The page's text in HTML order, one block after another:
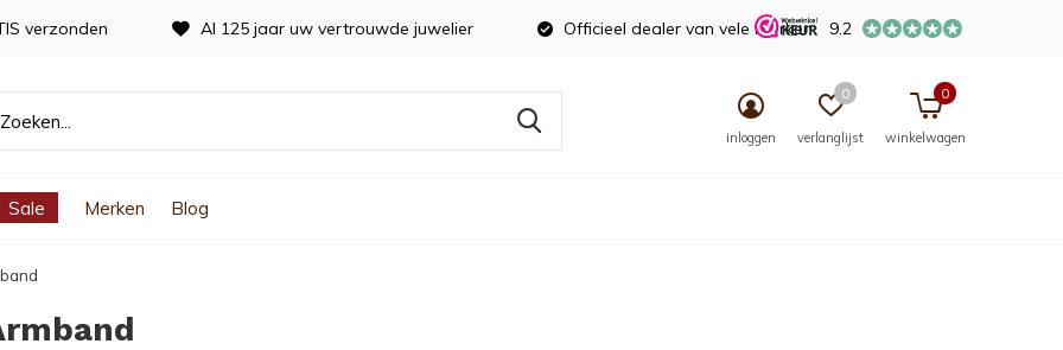
Sale Merken Blog
inloggen verlanglijst
0
winkelwagen
0
verzonden Al 125 jaar uw vertrouwde juwelier Officieel dealer van vele merken 9.2